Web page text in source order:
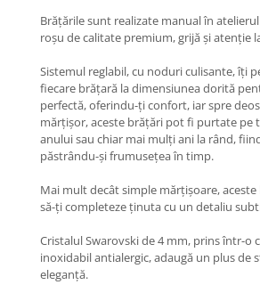
COLIERE CU PERLE
Coliere cu Perle Preciosa
COLIERE ȘNUR REGLABIL
Coliere cu Inimioare
Coliere cu Cruce
Coliere cu Soare
Coliere cu Zodii
Coliere cu Flori
Brățările sunt realizate manual în
roșu de calitate premium, grijă și atenție
Sistemul reglabil, cu noduri culisante, îți
fiecare brățară la dimensiunea dorită
perfectă, oferindu-ți confort, iar spre
mărțișor, aceste brățări pot fi purtate pe
anului sau chiar mai mulți ani la rând,
păstrându-și frumusețea în timp.
Mai mult decât simple mărțișoare,
să-ți completeze ținuta cu un detaliu
Cristalul Swarovski de 4 mm, prins într-o
inoxidabil antialergic, adaugă un plus de
eleganță.